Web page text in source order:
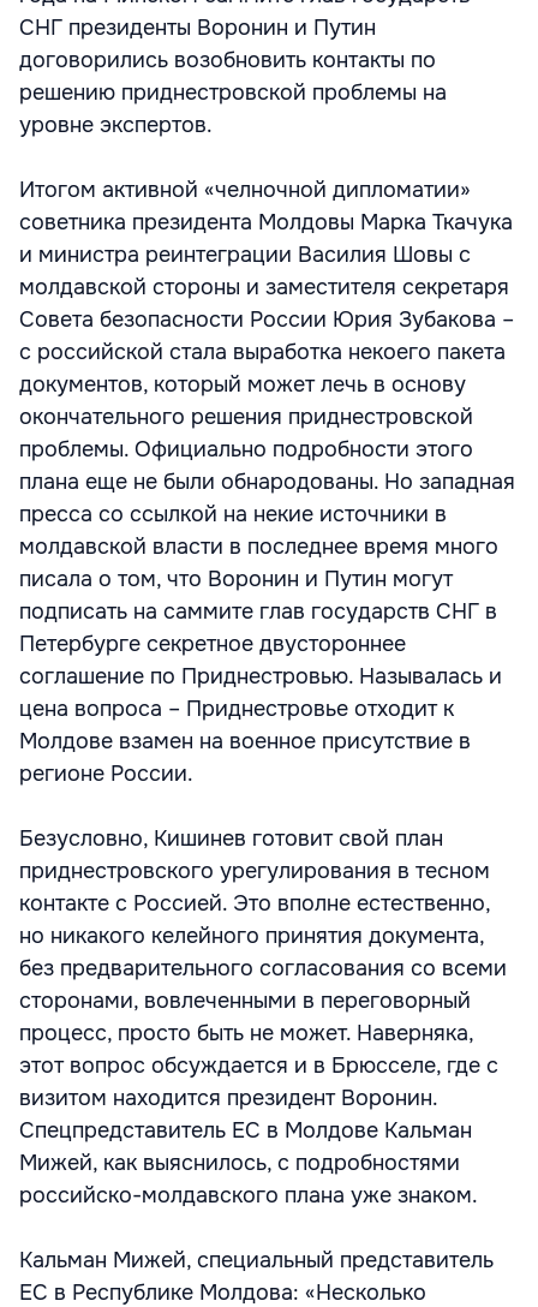
СНГ президенты Воронин и Путин
договорились возобновить контакты по
решению приднестровской проблемы на
уровне экспертов.
Итогом активной «челночной дипломатии»
советника президента Молдовы Марка Ткачука
и министра реинтеграции Василия Шовы с
молдавской стороны и заместителя секретаря
Совета безопасности России Юрия Зубакова –
с российской стала выработка некоего пакета
документов, который может лечь в основу
окончательного решения приднестровской
проблемы. Официально подробности этого
плана еще не были обнародованы. Но западная
пресса со ссылкой на некие источники в
молдавской власти в последнее время много
писала о том, что Воронин и Путин могут
подписать на саммите глав государств СНГ в
Петербурге секретное двустороннее
соглашение по Приднестровью. Называлась и
цена вопроса – Приднестровье отходит к
Молдове взамен на военное присутствие в
регионе России.
Безусловно, Кишинев готовит свой план
приднестровского урегулирования в тесном
контакте с Россией. Это вполне естественно,
но никакого келейного принятия документа,
без предварительного согласования со всеми
сторонами, вовлеченными в переговорный
процесс, просто быть не может. Наверняка,
этот вопрос обсуждается и в Брюсселе, где с
визитом находится президент Воронин.
Спецпредставитель ЕС в Молдове Кальман
Мижей, как выяснилось, с подробностями
российско-молдавского плана уже знаком.
Кальман Мижей, специальный представитель
ЕС в Республике Молдова: «Несколько